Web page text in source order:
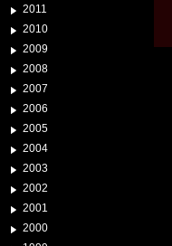
2011
2010
2009
2008
2007
2006
2005
2004
2003
2002
2001
2000